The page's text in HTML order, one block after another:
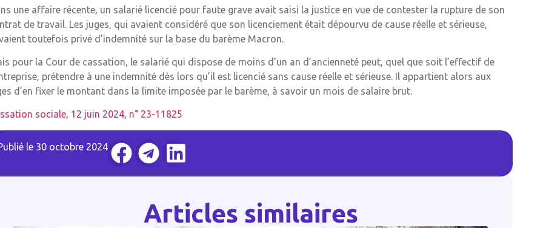
une affaire récente, un salarié licencié pour faute grave avait saisi la justice en vue de contester la rupture de son
de travail. Les juges, qui avaient considéré que son licenciement était dépourvu de cause réelle et sérieuse,
toutefois privé d’indemnité sur la base du barème Macron.
pour la Cour de cassation, le salarié qui dispose de moins d’un an d’ancienneté peut, quel que soit l’effectif de
prétendre à une indemnité dès lors qu’il est licencié sans cause réelle et sérieuse. Il appartient alors aux
d’en fixer le montant dans la limite imposée par le barème, à savoir un mois de salaire brut.
sociale, 12 juin 2024, n° 23-11825
le 30 octobre 2024
Articles similaires